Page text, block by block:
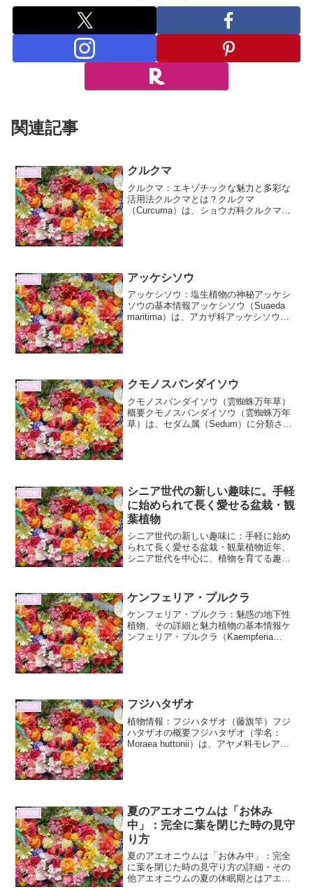
関連記事
花情報 クルクマ
クルクマ：エキゾチックな魅力と多彩な
活用法クルクマとは？クルクマ
（Curcuma）は、ショウガ科クルクマ属
花情報 アッケシソウ
アッケシソウ：塩生植物の神秘アッケシ
ソウの基本情報アッケシソウ（Suaeda
maritima）は、アカザ科アッケシソウ属
花情報 クモノスバンダイソウ
クモノスバンダイソウ（雲蜘蛛万年草）
概要クモノスバンダイソウ（雲蜘蛛万年
草）は、セダム属（Sedum）に分類され
花情報
シニア世代の新しい趣味に。手軽
に始められて長く愛せる盆栽・観
葉植物
シニア世代の新しい趣味に：手軽に始め
られて長く愛せる盆栽・観葉植物近年、
シニア世代を中心に、植物を育てる趣味
の成長を観察することで癒しや生きがい
を感じられるため、新しい...
花情報 ケンフェリア・プルクラ
ケンフェリア・プルクラ：魅惑の地下性
植物、その詳細と魅力植物の基本情報ケ
ンフェリア・プルクラ（Kaempferia
花情報 フジハタザオ
植物情報：フジハタザオ（藤旗竿）フジ
ハタザオの概要フジハタザオ（学名：
Moraea huttonii）は、アヤメ科モレア属
花情報
夏のアエオニウムは「お休み
中」：完全に葉を閉じた時の見守
り方
夏のアエオニウムは「お休み中」：完全
に葉を閉じた時の見守り方の詳細・その
他アエオニウムの夏の休眠期とはアエオ